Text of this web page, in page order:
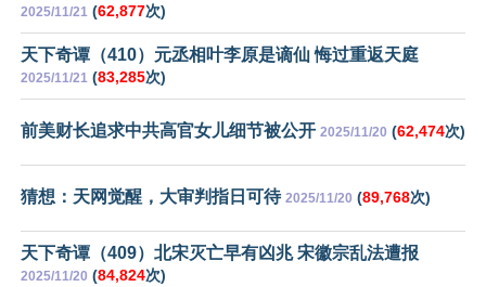
2025/11/21 (62,877次)
天下奇谭（410）元丞相叶李原是谪仙 悔过重返天庭
2025/11/21 (83,285次)
前美财长追求中共高官女儿细节被公开 2025/11/20 (62,474次)
猜想：天网觉醒，大审判指日可待 2025/11/20 (89,768次)
天下奇谭（409）北宋灭亡早有凶兆 宋徽宗乱法遭报
2025/11/20 (84,824次)